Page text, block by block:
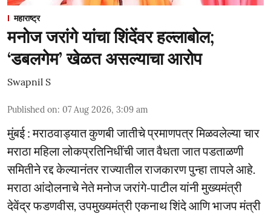
महाराष्ट्र
मनोज जरांगे यांचा शिंदेंवर हल्लाबोल;
‘डबलगेम’ खेळत असल्याचा आरोप
Swapnil S
Published on: 07 Aug 2026, 3:09 am
मुंबई : मराठवाड्यात कुणबी जातीचे प्रमाणपत्र मिळवलेल्या चार
मराठा महिला लोकप्रतिनिधींची जात वैधता जात पडताळणी
समितीने रद्द केल्यानंतर राज्यातील राजकारण पुन्हा तापले आहे.
मराठा आंदोलनाचे नेते मनोज जरांगे-पाटील यांनी मुख्यमंत्री
देवेंद्र फडणवीस, उपमुख्यमंत्री एकनाथ शिंदे आणि भाजप मंत्री